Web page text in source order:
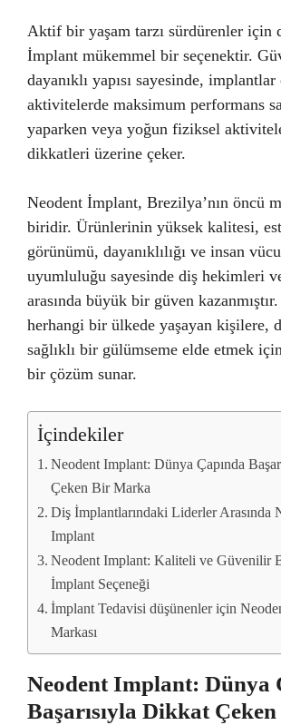
Aktif bir yaşam tarzı sürdürenler için
İmplant mükemmel bir seçenektir.
dayanıklı yapısı sayesinde,
aktivitelerde maksimum performans
yaparken veya yoğun fiziksel
dikkatleri üzerine çeker.
Neodent İmplant, Brezilya’nın öncü
biridir. Ürünlerinin yüksek kalitesi,
görünümü, dayanıklılığı ve insan
uyumluluğu sayesinde diş hekimleri
arasında büyük bir güven
herhangi bir ülkede yaşayan kişilere,
sağlıklı bir gülümseme elde etmek
bir çözüm sunar.
İçindekiler
Neodent Implant: Dünya Çapında
Çeken Bir Marka
Diş İmplantlarındaki Liderler Arasında
Implant
Neodent Implant: Kaliteli ve Güvenilir
İmplant Seçeneği
İmplant Tedavisi düşünenler için
Markası
Neodent Implant: Dünya
Başarısıyla Dikkat